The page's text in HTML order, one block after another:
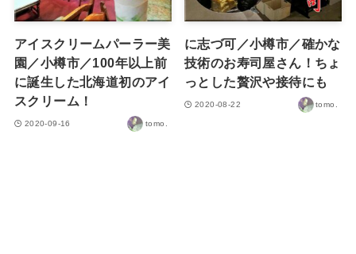
アイスクリームパーラー美
園／小樽市／100年以上前
に誕生した北海道初のアイ
スクリーム！
2020-09-16 tomo.
に志づ可／小樽市／確かな
技術のお寿司屋さん！ちょ
っとした贅沢や接待にも
2020-08-22 tomo.